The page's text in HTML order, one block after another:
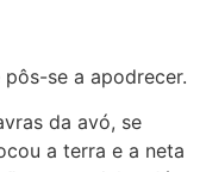
se a apodrecer.
da avó, se
a terra e a neta